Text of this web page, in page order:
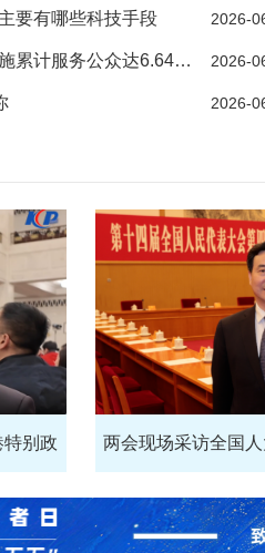
要有哪些科技手段 2026-
我国流动科普设施累计服务公众达6.64亿人次 2026-
2026-
别政 两会现场采访全国